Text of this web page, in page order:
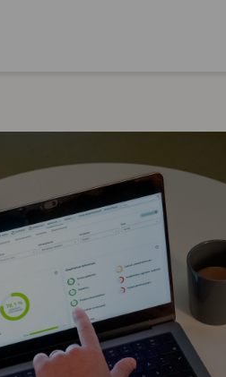
Lukio
LOPS 2021
GLP 2021
Oppimateriaalit
Hinnasto
Lukion
Käyttöönotto